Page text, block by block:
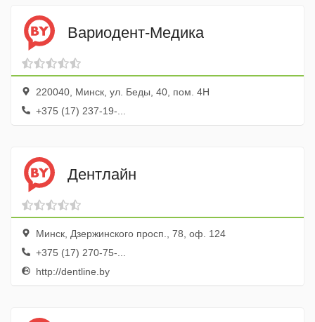
Вариодент-Медика
220040, Минск, ул. Беды, 40, пом. 4Н
+375 (17) 237-19-...
Дентлайн
Минск, Дзержинского просп., 78, оф. 124
+375 (17) 270-75-...
http://dentline.by